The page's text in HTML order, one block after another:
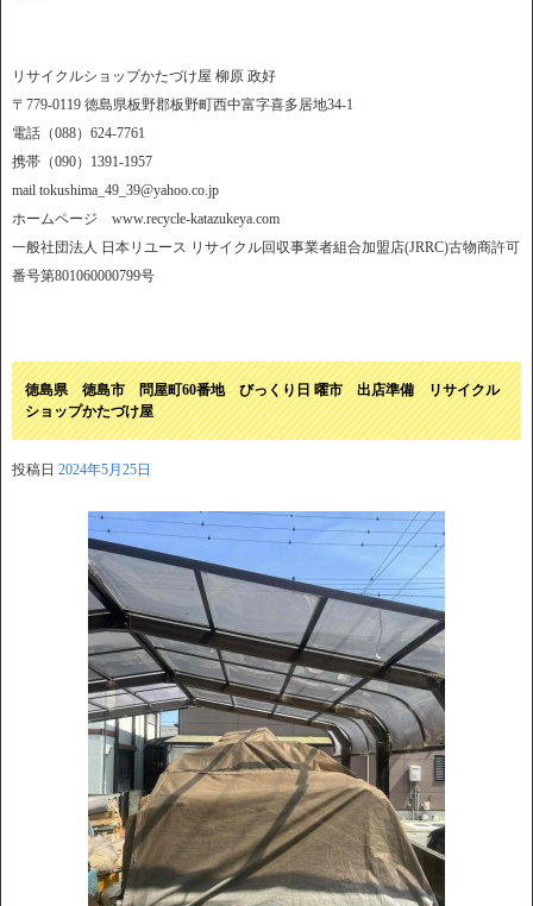
リサイクルショップかたづけ屋 柳原 政好
〒779-0119 徳島県板野郡板野町西中富字喜多居地34-1
電話（088）624-7761
携帯（090）1391-1957
mail tokushima_49_39@yahoo.co.jp
ホームページ www.recycle-katazukeya.com
一般社団法人 日本リユース リサイクル回収事業者組合加盟店(JRRC)古物商許可
番号第801060000799号
徳島県 徳島市 問屋町60番地 びっくり日 曜市 出店準備 リサイクル
ショップかたづけ屋
投稿日 2024年5月25日